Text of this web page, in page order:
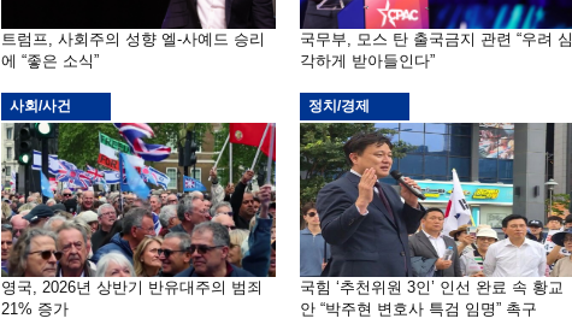
트럼프, 사회주의 성향 엘-사예드 승리
에 “좋은 소식”
국무부, 모스 탄 출국금지 관련 “우려 심
각하게 받아들인다”
사회/사건
영국, 2026년 상반기 반유대주의 범죄
21% 증가
정치/경제
국힘 ‘추천위원 3인’ 인선 완료 속 황교
안 “박주현 변호사 특검 임명” 촉구